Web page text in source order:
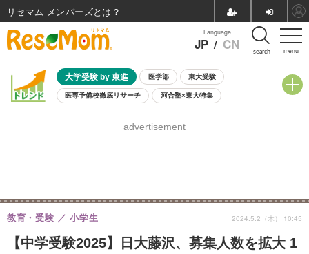
menu
Language
JP / CN search
大学受験 by 東進 医学部 東大受験
医専予備校徹底リサーチ 河合塾×東大特集
8月開催学校説明会・相談会
advertisement
【中学受験2025】日大藤沢、募集人数を拡大 1
教育・受験 小学生 2024.5.2（木） 10:45
リセマム メンバーズ